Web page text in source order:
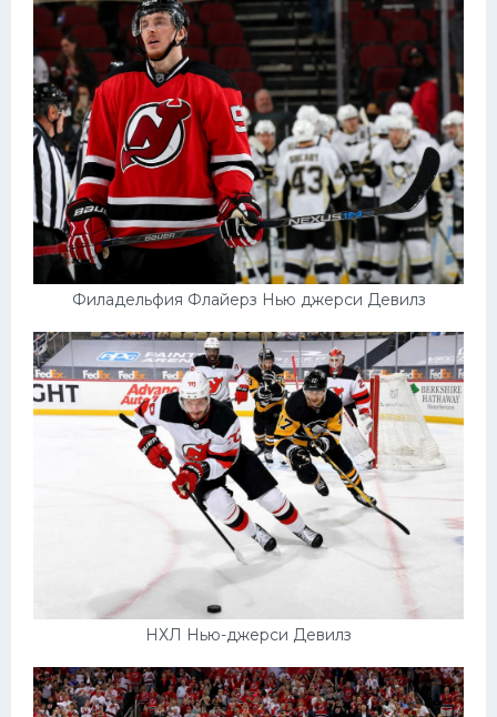
Филадельфия Флайерз Нью джерси Девилз
НХЛ Нью-джерси Девилз